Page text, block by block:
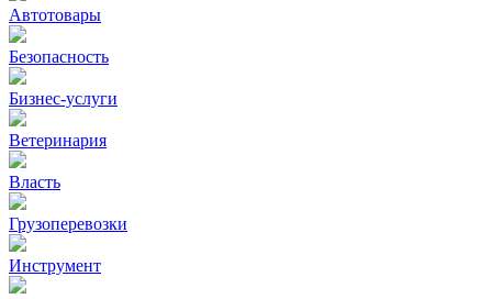
Автотовары
Безопасность
Бизнес-услуги
Ветеринария
Власть
Грузоперевозки
Инструмент